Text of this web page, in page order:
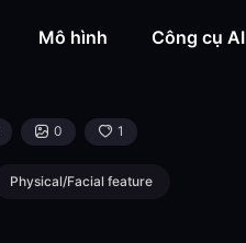
Mô hình Công cụ AI
0 1
Physical/Facial feature